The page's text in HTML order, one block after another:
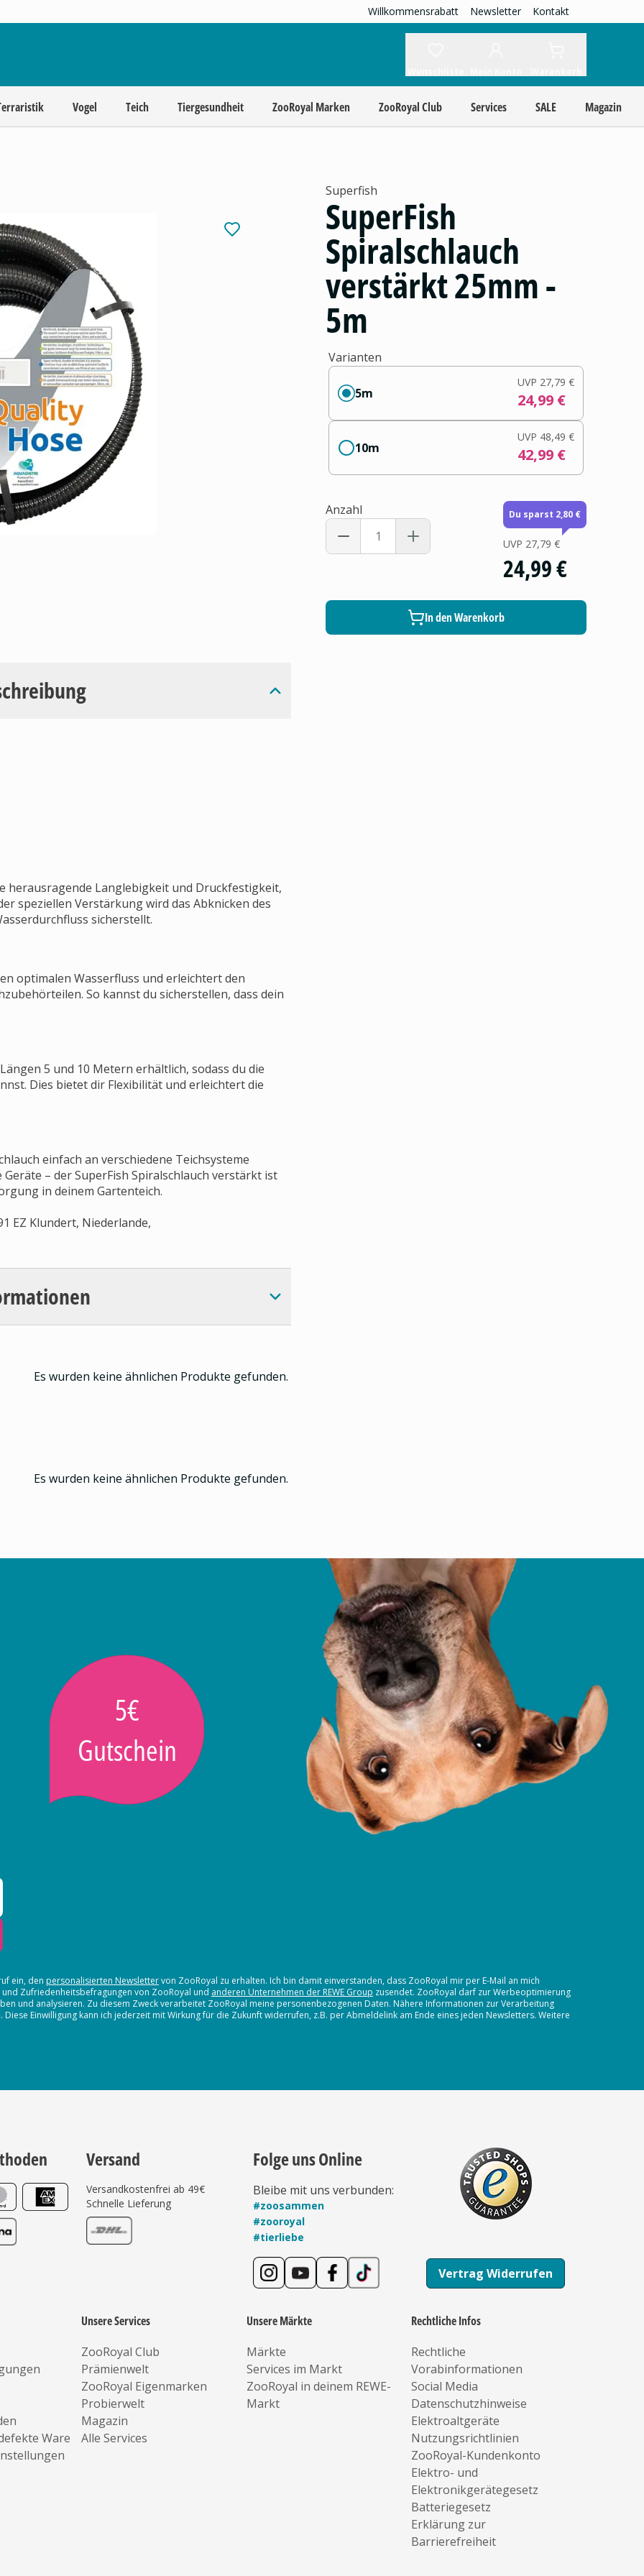
Willkommensrabatt Newsletter Kontakt
Vogel Teich Tiergesundheit ZooRoyal Marken ZooRoyal Club Services SALE Magazin
herausragende Langlebigkeit und Druckfestigkeit,
speziellen Verstärkung wird das Abknicken des
sicherstellt.
optimalen Wasserfluss und erleichtert den
So kannst du sicherstellen, dass dein
5 und 10 Metern erhältlich, sodass du die
Dies bietet dir Flexibilität und erleichtert die
einfach an verschiedene Teichsysteme
– der SuperFish Spiralschlauch verstärkt ist
in deinem Gartenteich.
EZ Klundert, Niederlande,
Superfish
SuperFish
Spiralschlauch
verstärkt 25mm -
5m
Varianten
5m
UVP 27,79 €
24,99 €
10m
UVP 48,49 €
42,99 €
Anzahl Du sparst 2,80 €
UVP 27,79 €
24,99 €
In den Warenkorb
Es wurden keine ähnlichen Produkte gefunden.
Es wurden keine ähnlichen Produkte gefunden.
5€
Gutschein
ein, den personalisierten Newslettervon ZooRoyal zu erhalten. Ich bin damit einverstanden, dass ZooRoyal mir per E-Mail an mich
Zufriedenheitsbefragungen von ZooRoyal und anderen Unternehmen der REWE Group zusendet. ZooRoyal darf zur Werbeoptimierung
und analysieren. Zu diesem Zweck verarbeitet ZooRoyal meine personenbezogenen Daten. Nähere Informationen zur Verarbeitung
Einwilligung kann ich jederzeit mit Wirkung für die Zukunft widerrufen, z.B. per Abmeldelink am Ende eines jeden Newsletters. Weitere
Versand
Versandkostenfrei ab 49€
Schnelle Lieferung
Folge uns Online
Bleibe mit uns verbunden:
#zoosammen
#zooroyal
#tierliebe
Vertrag Widerrufen
Ware
Unsere Services
ZooRoyal Club
Prämienwelt
ZooRoyal Eigenmarken
Probierwelt
Magazin
Alle Services
Unsere Märkte
Märkte
Services im Markt
ZooRoyal in deinem REWE-
Markt
Rechtliche Infos
Rechtliche
Vorabinformationen
Social Media
Datenschutzhinweise
Elektroaltgeräte
Nutzungsrichtlinien
ZooRoyal-Kundenkonto
Elektro- und
Elektronikgerätegesetz
Batteriegesetz
Erklärung zur
Barrierefreiheit